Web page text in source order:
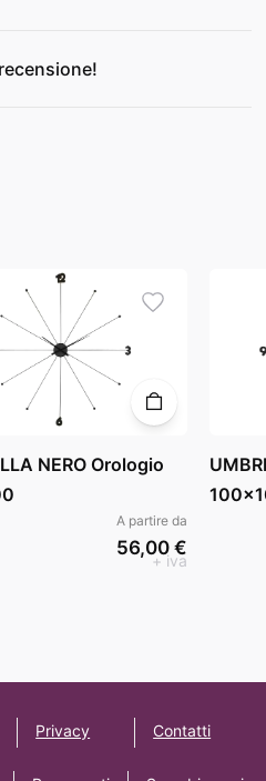
NERO Orologio
A partire da
56,00 €
+ iva
Privacy Contatti